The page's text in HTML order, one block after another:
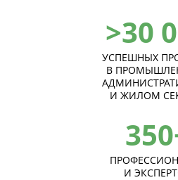
>30
УСПЕШНЫХ
В
И ЖИЛОМ
И